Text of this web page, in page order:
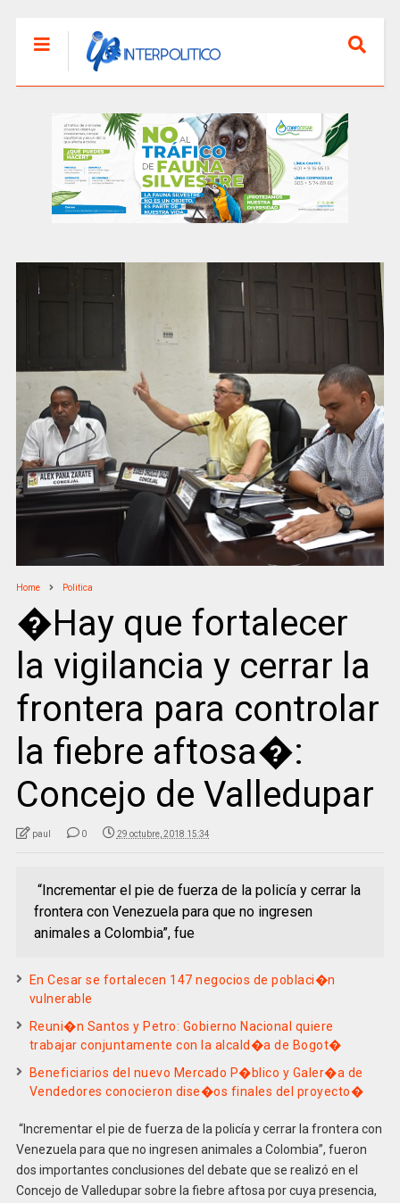
Home Politica
�Hay que fortalecer
la vigilancia y cerrar la
frontera para controlar
la fiebre aftosa�:
Concejo de Valledupar
paul 0 29 octubre, 2018 15:34
“Incrementar el pie de fuerza de la policía y cerrar la
frontera con Venezuela para que no ingresen
animales a Colombia”, fue
En Cesar se fortalecen 147 negocios de poblaci�n
vulnerable
Reuni�n Santos y Petro: Gobierno Nacional quiere
trabajar conjuntamente con la alcald�a de Bogot�
Beneficiarios del nuevo Mercado P�blico y Galer�a de
Vendedores conocieron dise�os finales del proyecto�
“Incrementar el pie de fuerza de la policía y cerrar la frontera con
Venezuela para que no ingresen animales a Colombia”, fueron
dos importantes conclusiones del debate que se realizó en el
Concejo de Valledupar sobre la fiebre aftosa por cuya presencia,